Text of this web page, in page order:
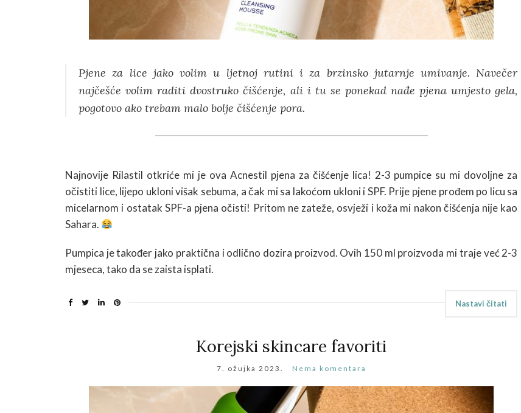
Pjene za lice jako volim u ljetnoj rutini i za brzinsko jutarnje umivanje. Navečer
najčešće volim raditi dvostruko čišćenje, ali i tu se ponekad nađe pjena umjesto gela,
pogotovo ako trebam malo bolje čišćenje pora.
Najnovije Rilastil otkriće mi je ova Acnestil pjena za čišćenje lica! 2-3 pumpice su mi dovoljne za
očistiti lice, lijepo ukloni višak sebuma, a čak mi sa lakoćom ukloni i SPF. Prije pjene prođem po licu sa
micelarnom i ostatak SPF-a pjena očisti! Pritom ne zateže, osvježi i koža mi nakon čišćenja nije kao
Sahara.
Pumpica je također jako praktična i odlično dozira proizvod. Ovih 150 ml proizvoda mi traje već 2-3
mjeseca, tako da se zaista isplati.
Nastavi čitati
Korejski skincare favoriti
7. ožujka 2023. Nema komentara